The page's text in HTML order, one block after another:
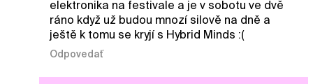
elektronika na festivale a je v sobotu ve dvě
ráno když už budou mnozí silově na dně a
ještě k tomu se kryjí s Hybrid Minds :(
Odpovedať